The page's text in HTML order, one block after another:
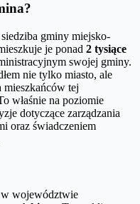
gminy miejsko-
je ponad 2 tysiące
swojej gminy.
nie tylko miasto, ale
mieszkańców tej
właśnie na poziomie
dotyczące zarządzania
oraz świadczeniem
województwie